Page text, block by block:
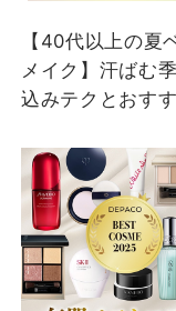
2026/07/21
【"メイクを落と
で終わらない。ブ
初の光反射クレン
【40代以上の夏
メイク】汗ばむ
込みテクとおす